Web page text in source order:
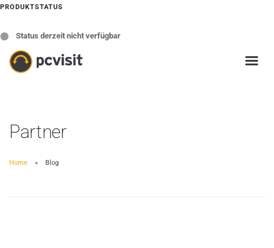
PRODUKTSTATUS
⬤ Status derzeit nicht verfügbar
Partner
Home Blog